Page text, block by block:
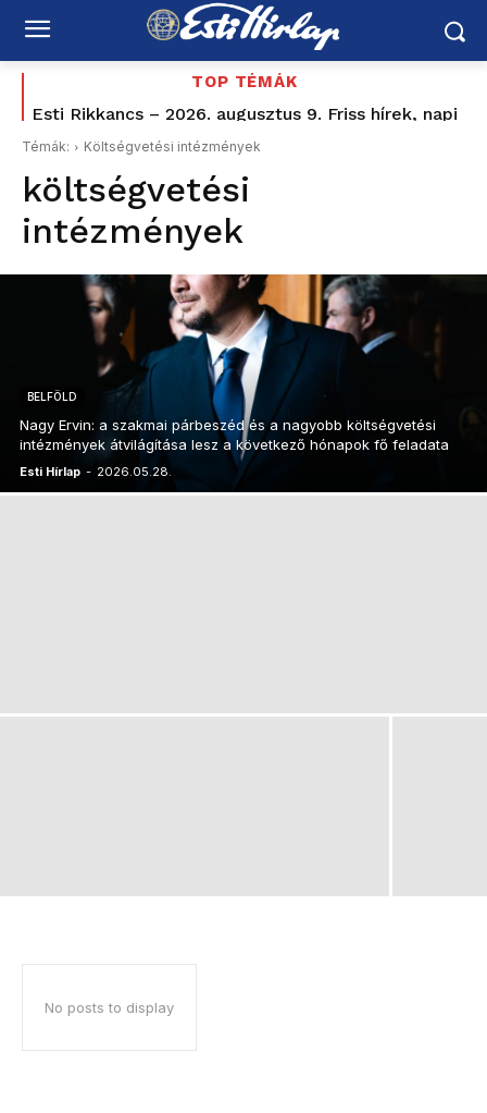
TOP TÉMÁK
Esti Rikkancs – 2026. augusztus 9. Friss hírek, napi
események
Témák: Költségvetési intézmények
költségvetési
intézmények
BELFÖLD
Nagy Ervin: a szakmai párbeszéd és a nagyobb költségvetési
intézmények átvilágítása lesz a következő hónapok fő feladata
Esti Hírlap - 2026.05.28.
No posts to display